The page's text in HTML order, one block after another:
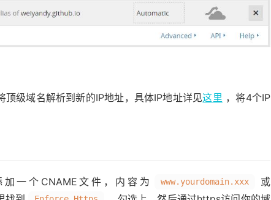
级域名解析到新的IP地址，具体IP地址详见这里 ，将4个IP
一个CNAME文件，内容为 www.yourdomain.xxx 或